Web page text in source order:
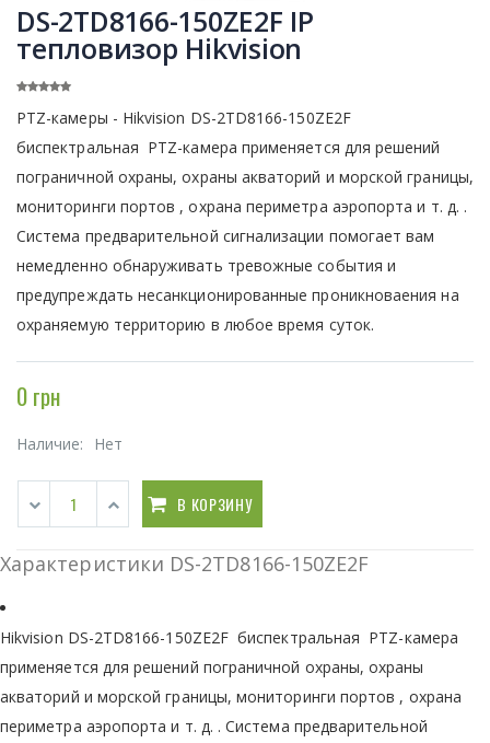
DS-2TD8166-150ZE2F IP
тепловизор Hikvision
PTZ-камеры - Hikvision DS-2TD8166-150ZE2F
биспектральная PTZ-камера применяется для решений
пограничной охраны, охраны акваторий и морской границы,
мониторинги портов , охрана периметра аэропорта и т. д. .
Система предварительной сигнализации помогает вам
немедленно обнаруживать тревожные события и
предупреждать несанкционированные проникноваения на
охраняемую территорию в любое время суток.
0 грн
Наличие: Нет
В КОРЗИНУ
Характеристики DS-2TD8166-150ZE2F
Hikvision DS-2TD8166-150ZE2F биспектральная PTZ-камера
применяется для решений пограничной охраны, охраны
акваторий и морской границы, мониторинги портов , охрана
периметра аэропорта и т. д. . Система предварительной